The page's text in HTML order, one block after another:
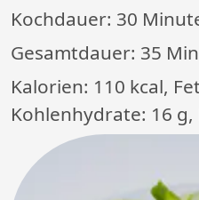
Kochdauer: 30
Gesamtdauer: 35
Kalorien: 110 kcal,
Kohlenhydrate: 16